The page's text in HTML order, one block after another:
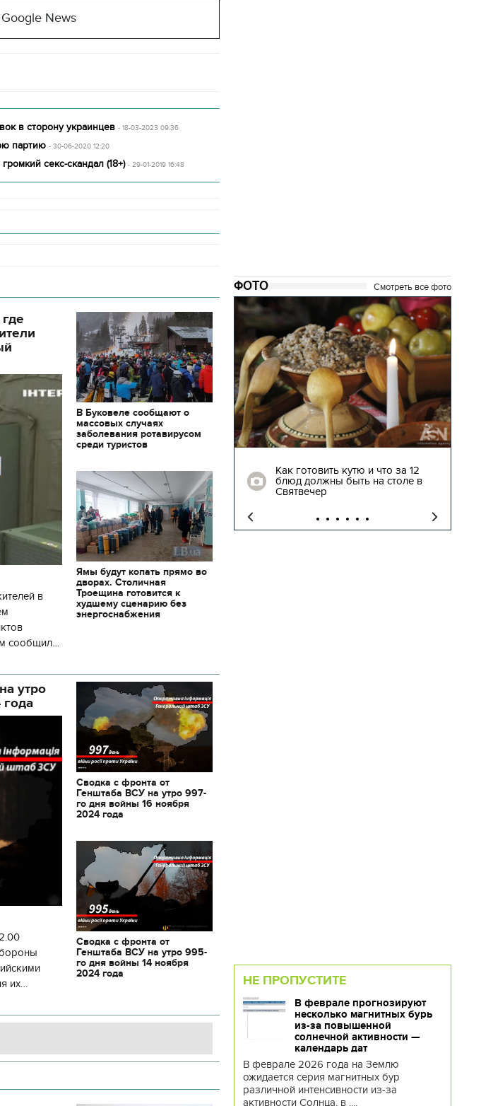
News
в сторону украинцев - 18-03-2023 09:36
партию - 30-06-2020 12:20
секс-скандал (18+) - 29-01-2019 16:48
в
сообщил
В Буковеле сообщают о
массовых случаях
заболевания ротавирусом
среди туристов
Ямы будут копать прямо во
дворах. Столичная
Троещина готовится к
худшему сценарию без
энергоснабжения
утро
их
Сводка с фронта от
Генштаба ВСУ на утро 997-
го дня войны 16 ноября
2024 года
Сводка с фронта от
Генштаба ВСУ на утро 995-
го дня войны 14 ноября
2024 года
ФОТО Смотреть все фото
11.10.2017 | 16:22
Времена Руси: как выглядят
декорации к фильму
"Сторожевая застава"
Как готовить кутю и что за 12
блюд должны быть на столе в
Святвечер
НЕ ПРОПУСТИТЕ
В феврале прогнозируют
несколько магнитных бурь
из-за повышенной
солнечной активности —
календарь дат
В феврале 2026 года на Землю
ожидается серия магнитных бур
различной интенсивности из-за
активности Солнца, в ....